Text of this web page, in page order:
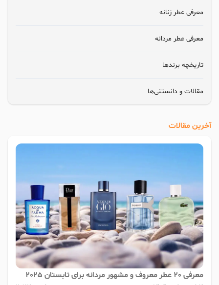
معرفی عطر زنانه
معرفی عطر مردانه
تاریخچه برندها
مقالات و دانستنی‌ها
آخرین مقالات
معرفی 20 عطر معروف و مشهور مردانه برای تابستان 2025